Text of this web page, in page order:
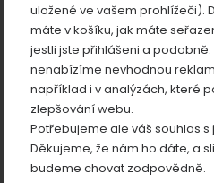
uložené ve vašem prohlížeči).
máte v košíku, jak máte
jestli jste přihlášeni a
nenabízíme nevhodnou
například i v analýzách, které
zlepšování webu.
Potřebujeme ale váš souhlas
Děkujeme, že nám ho dáte, a
budeme chovat zodpovědně.
toho nejlepšího z českých
bylinkové medy z Rychlebských
jihomoravských sadů, jablečný
originální produkt nebo zdravé
podporu imunity. A pokud vás
tubě s názvem Jedlý truhlík, stačí
Produkty
Zobrazit
Zobrazit